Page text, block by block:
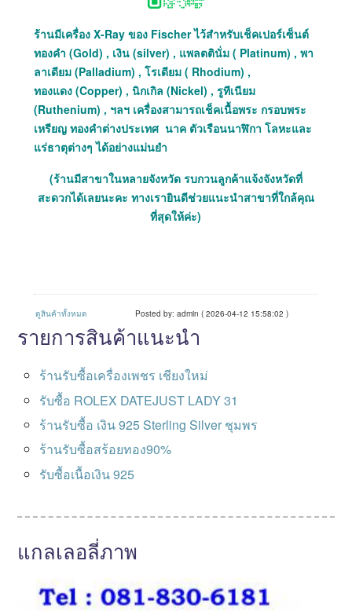
ร้านมีเครื่อง X-Ray ของ Fischer ไว้สำหรับเช็คเปอร์เซ็นต์
ทองคำ (Gold) , เงิน (silver) , แพลตตินั่ม ( Platinum) , พา
ลาเดียม (Palladium) , โรเดียม ( Rhodium) ,
ทองแดง (Copper) , นิกเกิล (Nickel) , รูทีเนียม
(Ruthenium) , ฯลฯ เครื่องสามารถเช็คเนื้อพระ กรอบพระ
เหรียญ ทองคำต่างประเทศ นาค ตัวเรือนนาฬิกา โลหะและ
แร่ธาตุต่างๆ ได้อย่างแม่นยำ
(ร้านมีสาขาในหลายจังหวัด รบกวนลูกค้าแจ้งจังหวัดที่
สะดวกได้เลยนะคะ ทางเรายินดีช่วยแนะนำสาขาที่ใกล้คุณ
ที่สุดให้ค่ะ)
ดูสินค้าทั้งหมด Posted by: admin ( 2026-04-12 15:58:02 )
รายการสินค้าแนะนำ
ร้านรับซื้อเครื่องเพชร เชียงใหม่
รับซื้อ ROLEX DATEJUST LADY 31
ร้านรับซื้อ เงิน 925 Sterling Silver ชุมพร
ร้านรับซื้อสร้อยทอง90%
รับซื้อเนื้อเงิน 925
แกลเลอลี่ภาพ